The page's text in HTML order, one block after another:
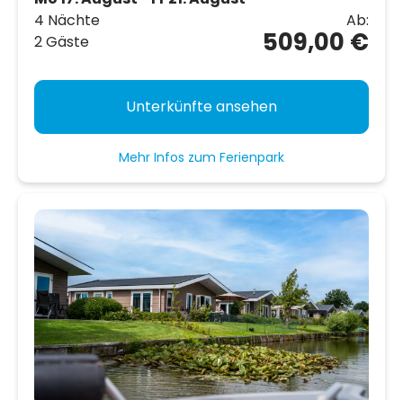
4 Nächte
2 Gäste
Ab:
509,00 €
Unterkünfte ansehen
Mehr Infos zum Ferienpark